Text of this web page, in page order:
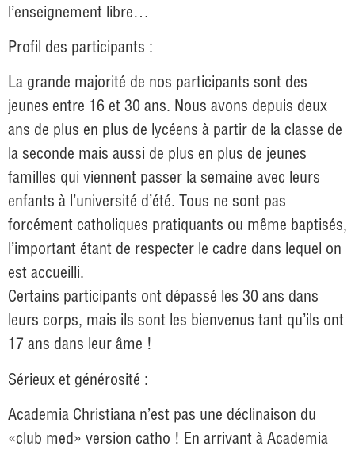
l’enseignement libre…
Profil des participants :
La grande majorité de nos participants sont des
jeunes entre 16 et 30 ans. Nous avons depuis deux
ans de plus en plus de lycéens à partir de la classe de
la seconde mais aussi de plus en plus de jeunes
familles qui viennent passer la semaine avec leurs
enfants à l’université d’été. Tous ne sont pas
forcément catholiques pratiquants ou même baptisés,
l’important étant de respecter le cadre dans lequel on
est accueilli.
Certains participants ont dépassé les 30 ans dans
leurs corps, mais ils sont les bienvenus tant qu’ils ont
17 ans dans leur âme !
Sérieux et générosité :
Academia Christiana n’est pas une déclinaison du
«club med» version catho ! En arrivant à Academia